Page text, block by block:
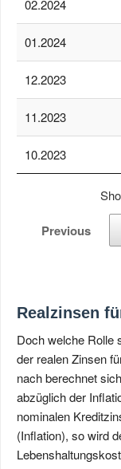
02.2024
01.2024
12.2023
11.2023
10.2023
Previous
Realzinsen
Doch welche Rolle
der realen Zinsen
nach berechnet
abzüglich der
nominalen
(Inflation), so wird